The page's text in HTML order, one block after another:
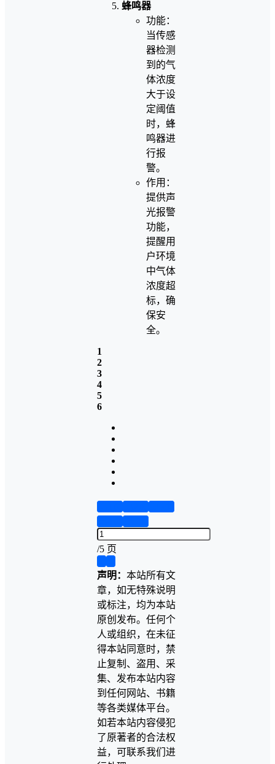
蜂鸣器
功能：
当传感
器检测
到的气
体浓度
大于设
定阈值
时，蜂
鸣器进
行报
警。
作用：
提供声
光报警
功能，
提醒用
户环境
中气体
浓度超
标，确
保安
全。
1
2
3
4
5
6
/5 页
声明： 本站所有文
章，如无特殊说明
或标注，均为本站
原创发布。任何个
人或组织，在未征
得本站同意时，禁
止复制、盗用、采
集、发布本站内容
到任何网站、书籍
等各类媒体平台。
如若本站内容侵犯
了原著者的合法权
益，可联系我们进